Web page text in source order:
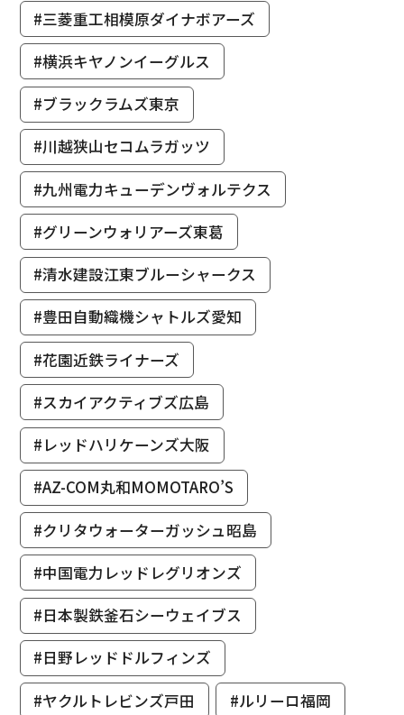
#三菱重工相模原ダイナボアーズ
#横浜キヤノンイーグルス
#ブラックラムズ東京
#川越狭山セコムラガッツ
#九州電力キューデンヴォルテクス
#グリーンウォリアーズ東葛
#清水建設江東ブルーシャークス
#豊田自動織機シャトルズ愛知
#花園近鉄ライナーズ
#スカイアクティブズ広島
#レッドハリケーンズ大阪
#AZ-COM丸和MOMOTARO’S
#クリタウォーターガッシュ昭島
#中国電力レッドレグリオンズ
#日本製鉄釜石シーウェイブス
#日野レッドドルフィンズ
#ヤクルトレビンズ戸田
#ルリーロ福岡